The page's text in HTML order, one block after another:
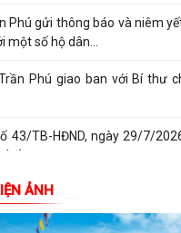
Phú gửi thông báo và niêm
một số hộ dân...
Phú giao ban với Bí thư
43/TB-HĐND, ngày 29/7/
Chủ tịch nước Tô Lâm chỉ
quốc quán triệt...
ẢNH